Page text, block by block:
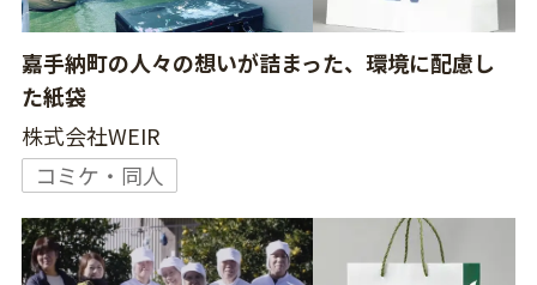
嘉手納町の人々の想いが詰まった、環境に配慮し
た紙袋
株式会社WEIR
コミケ・同人